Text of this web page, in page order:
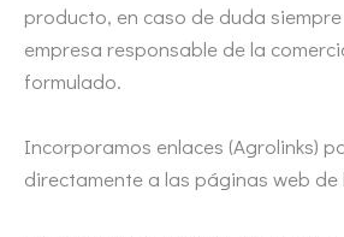
producto, en caso de duda
empresa responsable de la
formulado.
Incorporamos enlaces (Agrolinks)
directamente a las páginas web